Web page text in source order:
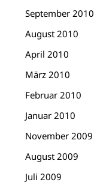
September 2010
August 2010
April 2010
März 2010
Februar 2010
Januar 2010
November 2009
August 2009
Juli 2009